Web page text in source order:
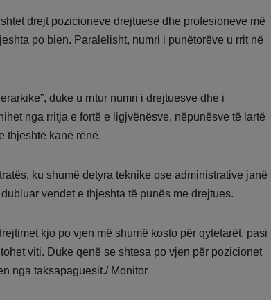
drejt pozicioneve drejtuese dhe profesioneve më
po bien. Paralelisht, numri i punëtorëve u rrit në
duke u rritur numri i drejtuesve dhe i
nga rritja e fortë e ligjvënësve, nëpunësve të lartë
thjeshtë kanë rënë.
ku shumë detyra teknike ose administrative janë
vendet e thjeshta të punës me drejtues.
kjo po vjen më shumë kosto për qytetarët, pasi
viti. Duke qenë se shtesa po vjen për pozicionet
nga taksapaguesit./ Monitor